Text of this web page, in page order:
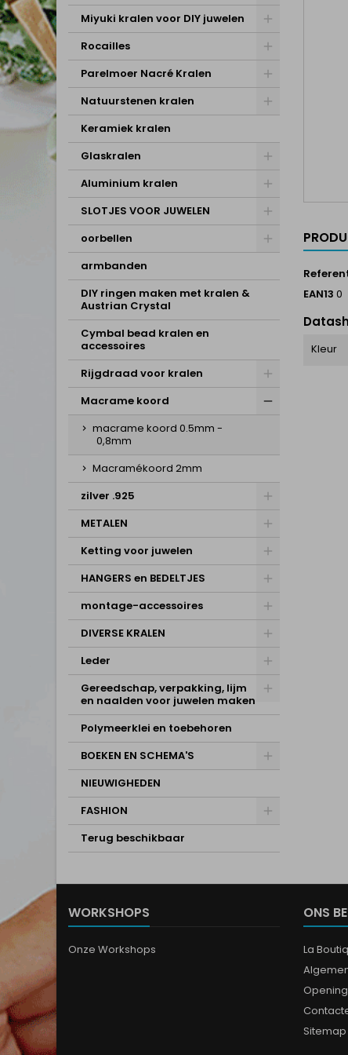
Miyuki kralen voor DIY juwelen
Rocailles
Parelmoer Nacré Kralen
Natuurstenen kralen
Keramiek kralen
Glaskralen
Aluminium kralen
SLOTJES VOOR JUWELEN
oorbellen
armbanden
DIY ringen maken met kralen &
Austrian Crystal
Cymbal bead kralen en
accessoires
Rijgdraad voor kralen
Macrame koord
macrame koord 0.5mm -
0,8mm
Macramékoord 2mm
zilver .925
METALEN
Ketting voor juwelen
HANGERS en BEDELTJES
montage-accessoires
DIVERSE KRALEN
Leder
Gereedschap, verpakking, lijm
en naalden voor juwelen maken
Polymeerklei en toebehoren
BOEKEN EN SCHEMA'S
NIEUWIGHEDEN
FASHION
Terug beschikbaar
EAN13 0
Kleur
WORKSHOPS
Onze Workshops
ONS
La
Sitemap